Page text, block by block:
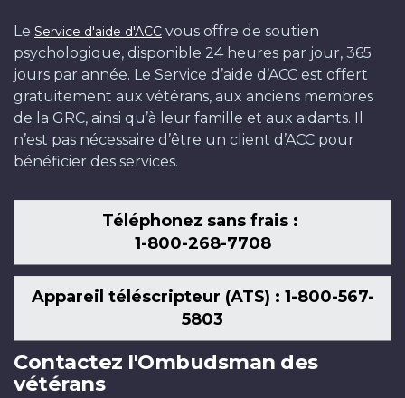
Le Service d'aide d'ACC vous offre de soutien
psychologique, disponible 24 heures par jour, 365
jours par année. Le Service d’aide d’ACC est offert
gratuitement aux vétérans, aux anciens membres
de la GRC, ainsi qu’à leur famille et aux aidants. Il
n’est pas nécessaire d’être un client d’ACC pour
bénéficier des services.
Téléphonez sans frais :
1-800-268-7708
Appareil téléscripteur (ATS) : 1-800-567-
5803
Contactez l'Ombudsman des
vétérans